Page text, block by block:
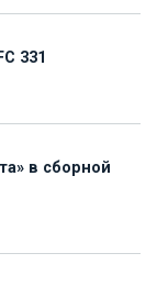
331
в сборной